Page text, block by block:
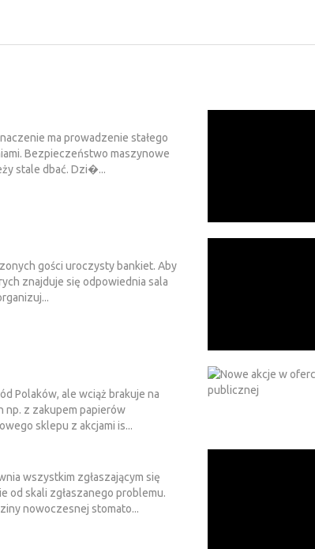
ma prowadzenie stałego
Bezpieczeństwo maszynowe
stale dbać. Dzi�...
gości uroczysty bankiet. Aby
znajduje się odpowiednia sala
Polaków, ale wciąż brakuje na
np. z zakupem papierów
sklepu z akcjami is...
wszystkim zgłaszającym się
od skali zgłaszanego problemu.
nowoczesnej stomato...